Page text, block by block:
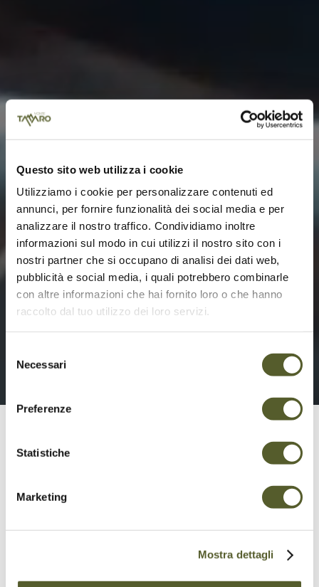
Questo sito web utilizza i cookie
Utilizziamo i cookie per personalizzare contenuti ed
annunci, per fornire funzionalità dei social media e per
analizzare il nostro traffico. Condividiamo inoltre
informazioni sul modo in cui utilizzi il nostro sito con i
nostri partner che si occupano di analisi dei dati web,
pubblicità e social media, i quali potrebbero combinarle
con altre informazioni che hai fornito loro o che hanno
raccolto dal tuo utilizzo dei loro servizi.
delNecessari
Preferenze
Statistiche
Marketing
Mostra dettagli
Monte Tamaro
GEÖFFNET